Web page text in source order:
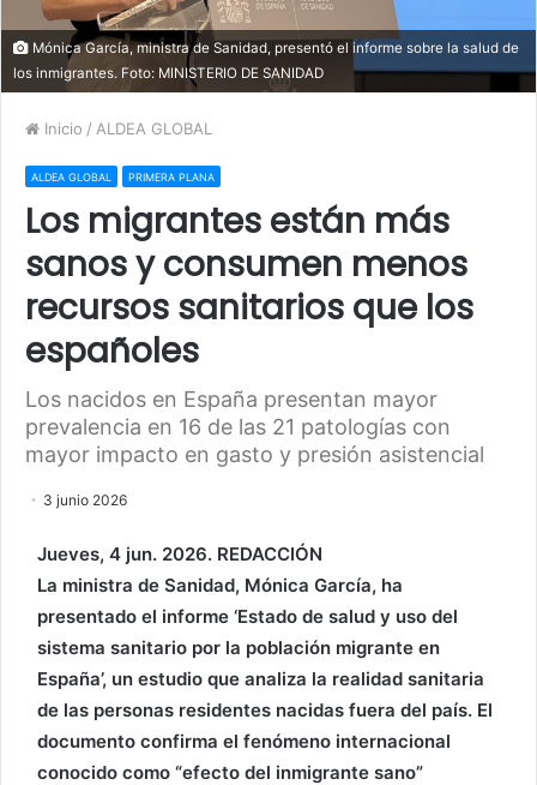
Mónica García, ministra de Sanidad, presentó el informe sobre la salud de
los inmigrantes. Foto: MINISTERIO DE SANIDAD
Inicio / ALDEA GLOBAL
ALDEA GLOBAL PRIMERA PLANA
Los migrantes están más
sanos y consumen menos
recursos sanitarios que los
españoles
Los nacidos en España presentan mayor
prevalencia en 16 de las 21 patologías con
mayor impacto en gasto y presión asistencial
3 junio 2026
Jueves, 4 jun. 2026. REDACCIÓN
La ministra de Sanidad, Mónica García, ha
presentado el informe ‘Estado de salud y uso del
sistema sanitario por la población migrante en
España’, un estudio que analiza la realidad sanitaria
de las personas residentes nacidas fuera del país. El
documento confirma el fenómeno internacional
conocido como “efecto del inmigrante sano”